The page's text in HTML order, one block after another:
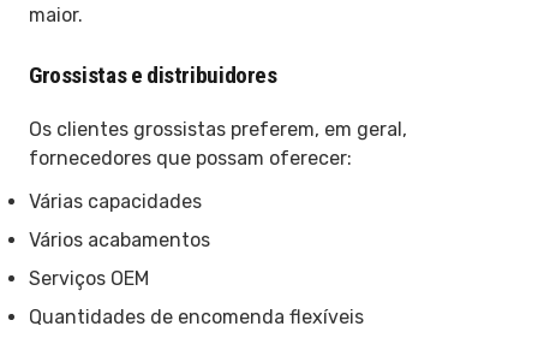
maior.
Grossistas e distribuidores
Os clientes grossistas preferem, em geral,
fornecedores que possam oferecer:
Várias capacidades
Vários acabamentos
Serviços OEM
Quantidades de encomenda flexíveis